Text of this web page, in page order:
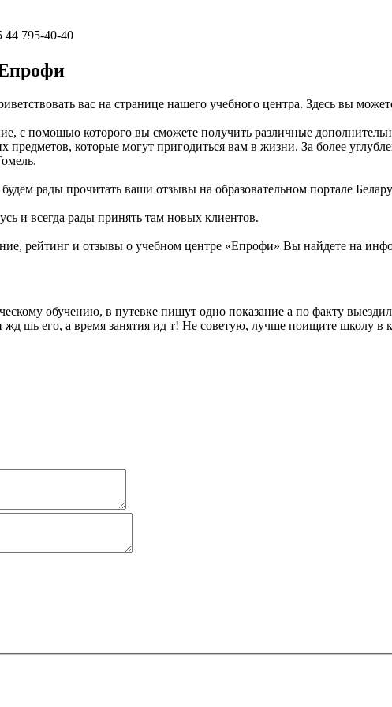
44 795-40-40
вас на странице нашего учебного центра. Здесь вы
с помощью которого вы сможете получить различные
предметов, которые могут пригодиться вам в жизни. За более
рады прочитать ваши отзывы на образовательном портале
и всегда рады принять там новых клиентов.
рейтинг и отзывы о учебном центре «Епрофи» Вы найдете на
обучению, в путевке пишут одно показание а по факту
шь его, а время занятия ид т! Не советую, лучше поищите школу в